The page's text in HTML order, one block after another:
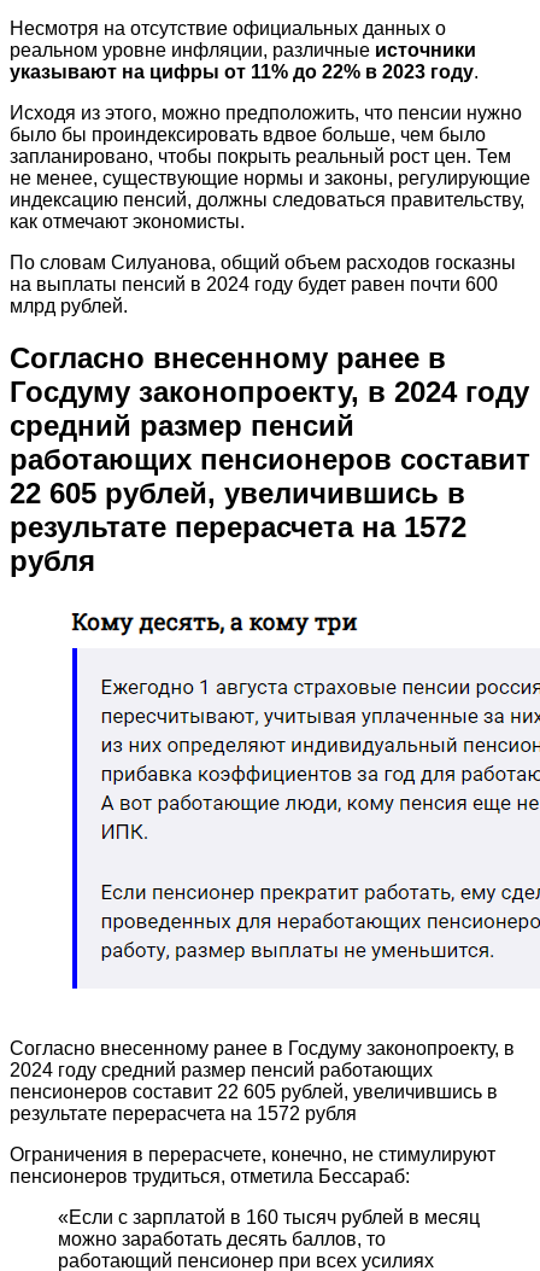
Несмотря на отсутствие официальных данных о
реальном уровне инфляции, различные источники
указывают на цифры от 11% до 22% в 2023 году.
Исходя из этого, можно предположить, что пенсии нужно
было бы проиндексировать вдвое больше, чем было
запланировано, чтобы покрыть реальный рост цен. Тем
не менее, существующие нормы и законы, регулирующие
индексацию пенсий, должны следоваться правительству,
как отмечают экономисты.
По словам Силуанова, общий объем расходов госказны
на выплаты пенсий в 2024 году будет равен почти 600
млрд рублей.
Согласно внесенному ранее в
Госдуму законопроекту, в 2024 году
средний размер пенсий
работающих пенсионеров составит
22 605 рублей, увеличившись в
результате перерасчета на 1572
рубля
Согласно внесенному ранее в Госдуму законопроекту, в
2024 году средний размер пенсий работающих
пенсионеров составит 22 605 рублей, увеличившись в
результате перерасчета на 1572 рубля
Ограничения в перерасчете, конечно, не стимулируют
пенсионеров трудиться, отметила Бессараб:
«Если с зарплатой в 160 тысяч рублей в месяц
можно заработать десять баллов, то
работающий пенсионер при всех усилиях